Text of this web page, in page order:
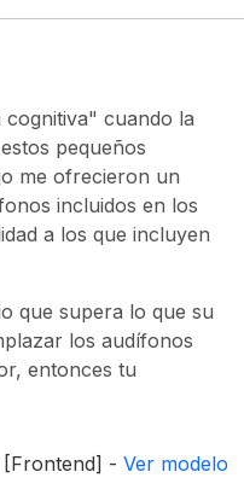
cuando la
pequeños
me ofrecieron un
incluidos en los
a los que incluyen
que supera lo que su
los audífonos
entonces tu
[Frontend] - Ver modelo